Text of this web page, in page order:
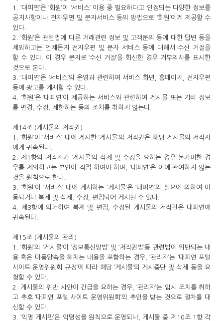
1. ‘대피연’은 ‘회원’이 ‘서비스’ 이용 중 필요하다고 인정되는 다양한 정보를
공지사항이나 전자우편 및 문자서비스 등의 방법으로 ‘회원’에게 제공할 수
있다.
2. ‘회원’은 관련법에 따른 거래관련 정보 및 고객문의 등에 대한 답변 등을
제외하고는 언제든지 전자우편 및 문자 서비스 등에 대해서 수신 거절을
할 수 있다. 이 경우 문자로 ‘수신 거절’을 회신한 경우 거부의사를 표시한
것으로 본다.
3. ‘대피연’은 ‘서비스’의 운영과 관련하여 서비스 화면, 홈페이지, 전자우편
등에 광고를 게재할 수 있다.
4. ‘회원’은 ‘대피연’이 제공하는 서비스와 관련하여 게시물 또는 기타 정보
를 변경, 수정, 제한하는 등의 조치를 취하지 않는다.
제14조 (게시물의 저작권)
1. ‘회원’이 ‘서비스’ 내에 게시한 ‘게시물’의 저작권은 해당 게시물의 저작자
에게 귀속된다.
2. 제1항의 저작자가 ‘게시물’의 삭제 및 수정을 요하는 경우 불가피한 경
우를 제외하고는 본인이 직접 하여야 하며, ‘대피연’은 이에 관여하지 않는
것을 원칙으로 한다.
3. ‘회원’이 ‘서비스’ 내에 게시하는 ‘게시물’은 ‘대피연’의 필요에 의하여 이
동되거나 복제 및 삭제, 수정, 편집되어 게시될 수 있다.
4. 제3항에 의거하여 복제 및 편집, 수정된 게시물의 저작권은 대피연에
귀속된다.
제15조 (게시물의 관리)
1. ‘회원’의 ‘게시물’이 ‘정보통신망법’ 및 ‘저작권법’등 관련법에 위반되는 내
용 혹은 미풍양속을 헤치는 내용을 포함하는 경우, ‘관리자’는 ‘대피연 포털
사이트 운영위원회 규정’에 따라 해당 ‘게시물’의 게시중단 및 삭제 등을 요
청할 수 있다.
2. 게시물의 위반 사안이 긴급을 요하는 경우, ‘관리자’는 임시 조치를 취하
고 추후 ‘대피연 포털 사이트 운영위원회’의 추인을 받는 것으로 절차를 대
신할 수 있다.
3. ‘익명 게시판’은 익명성을 원칙으로 운영되나, 게시물 중 제10조 1항 각